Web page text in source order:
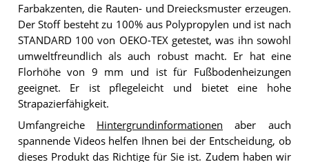
Farbakzenten, die Rauten- und Dreiecksmuster erzeugen.
Der Stoff besteht zu 100% aus Polypropylen und ist nach
STANDARD 100 von OEKO-TEX getestet, was ihn sowohl
umweltfreundlich als auch robust macht. Er hat eine
Florhöhe von 9 mm und ist für Fußbodenheizungen
geeignet. Er ist pflegeleicht und bietet eine hohe
Strapazierfähigkeit.
Umfangreiche Hintergrundinformationen aber auch
spannende Videos helfen Ihnen bei der Entscheidung, ob
dieses Produkt das Richtige für Sie ist. Zudem haben wir